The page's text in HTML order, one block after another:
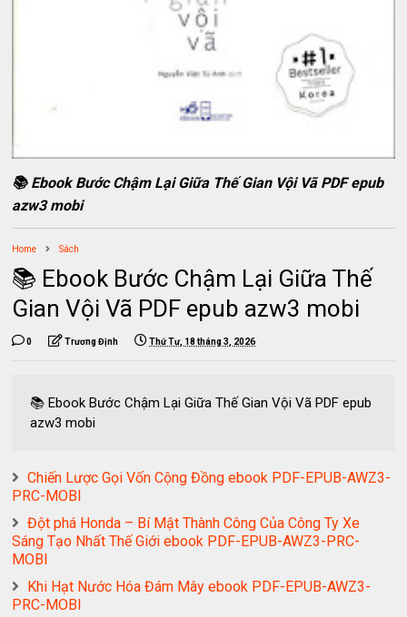
📚 Ebook Bước Chậm Lại Giữa Thế Gian Vội Vã PDF epub
azw3 mobi
Home Sách
📚 Ebook Bước Chậm Lại Giữa Thế
Gian Vội Vã PDF epub azw3 mobi
0 Trương Định Thứ Tư, 18 tháng 3, 2026
📚 Ebook Bước Chậm Lại Giữa Thế Gian Vội Vã PDF epub
azw3 mobi
Chiến Lược Gọi Vốn Cộng Đồng ebook PDF-EPUB-AWZ3-
PRC-MOBI
Đột phá Honda – Bí Mật Thành Công Của Công Ty Xe
Sáng Tạo Nhất Thế Giới ebook PDF-EPUB-AWZ3-PRC-
MOBI
Khi Hạt Nước Hóa Đám Mây ebook PDF-EPUB-AWZ3-
PRC-MOBI